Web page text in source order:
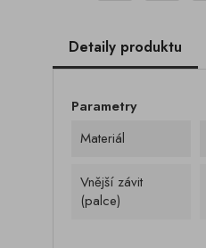
Detaily produktu
Parametry
Materiál
Vnější závit
(palce)